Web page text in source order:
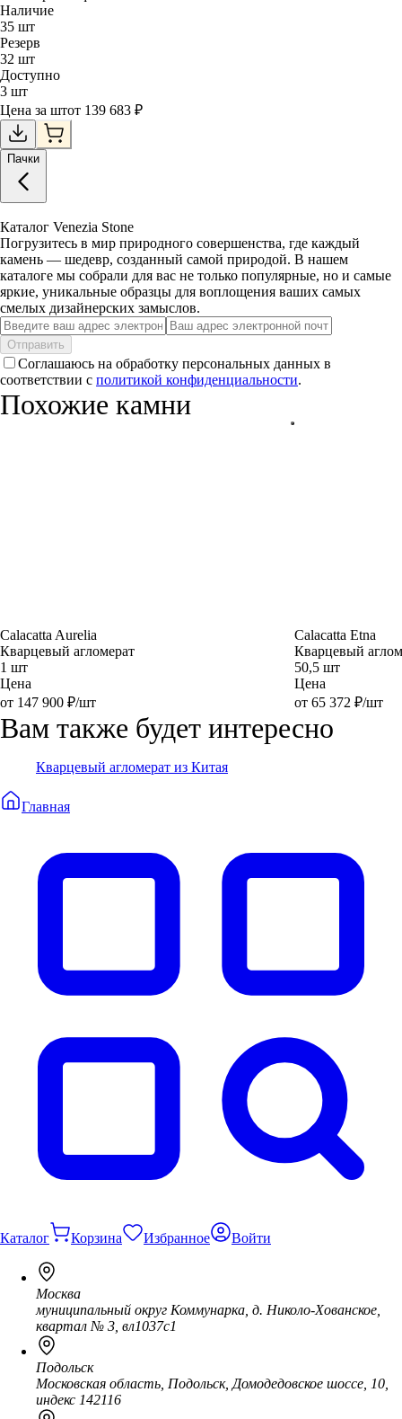
Наличие
35 шт
Резерв
32 шт
Доступно
3 шт
Цена за штот 139 683 ₽
Пачки
Каталог Venezia Stone
Погрузитесь в мир природного совершенства, где каждый
камень — шедевр, созданный самой природой. В нашем
каталоге мы собрали для вас не только популярные, но и самые
яркие, уникальные образцы для воплощения ваших самых
смелых дизайнерских замыслов.
Отправить
Соглашаюсь на обработку персональных данных в
соответствии с политикой конфиденциальности.
Похожие камни
Calacatta Aurelia
Кварцевый агломерат
1 шт
Цена
от 147 900 ₽/шт
Calacatta Etna
Кварцевый
50,5 шт
Цена
от 65 372 ₽/шт
Вам также будет интересно
Кварцевый агломерат из Китая
Главная
Каталог Корзина Избранное Войти
Москва
муниципальный округ Коммунарка, д. Николо-Хованское,
квартал № 3, вл1037с1
Подольск
Московская область, Подольск, Домодедовское шоссе, 10,
индекс 142116